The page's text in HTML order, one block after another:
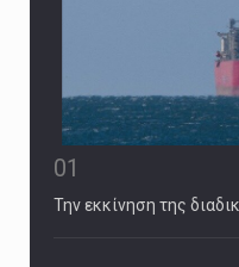
01
Την εκκίνηση της